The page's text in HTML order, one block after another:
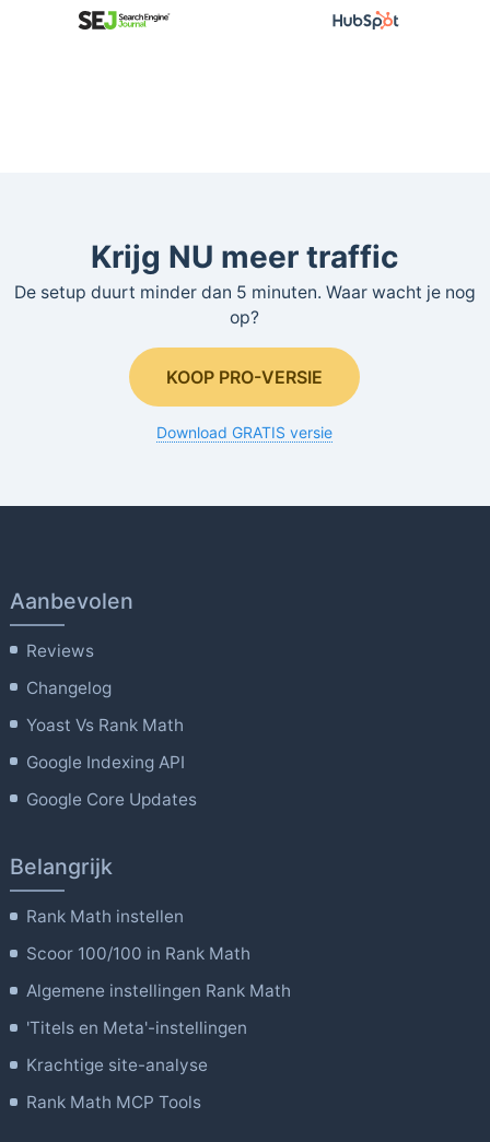
Krijg NU meer traffic
De setup duurt minder dan 5 minuten. Waar wacht je nog
op?
KOOP PRO-VERSIE
Download GRATIS versie
Aanbevolen
Reviews
Changelog
Yoast Vs Rank Math
Google Indexing API
Google Core Updates
Belangrijk
Rank Math instellen
Scoor 100/100 in Rank Math
Algemene instellingen Rank Math
'Titels en Meta'-instellingen
Krachtige site-analyse
Rank Math MCP Tools